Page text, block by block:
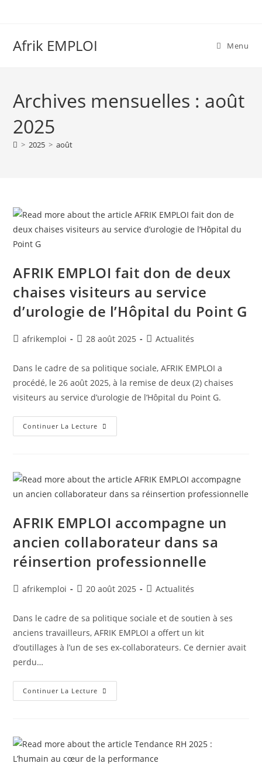
Afrik EMPLOI Menu
Archives mensuelles : août
2025
> 2025 > août
AFRIK EMPLOI fait don de deux
chaises visiteurs au service
d’urologie de l’Hôpital du Point G
afrikemploi 28 août 2025 Actualités
Dans le cadre de sa politique sociale, AFRIK EMPLOI a
procédé, le 26 août 2025, à la remise de deux (2) chaises
visiteurs au service d’urologie de l’Hôpital du Point G.
Continuer La Lecture
AFRIK EMPLOI accompagne un
ancien collaborateur dans sa
réinsertion professionnelle
afrikemploi 20 août 2025 Actualités
Dans le cadre de sa politique sociale et de soutien à ses
anciens travailleurs, AFRIK EMPLOI a offert un kit
d’outillages à l’un de ses ex-collaborateurs. Ce dernier avait
perdu…
Continuer La Lecture